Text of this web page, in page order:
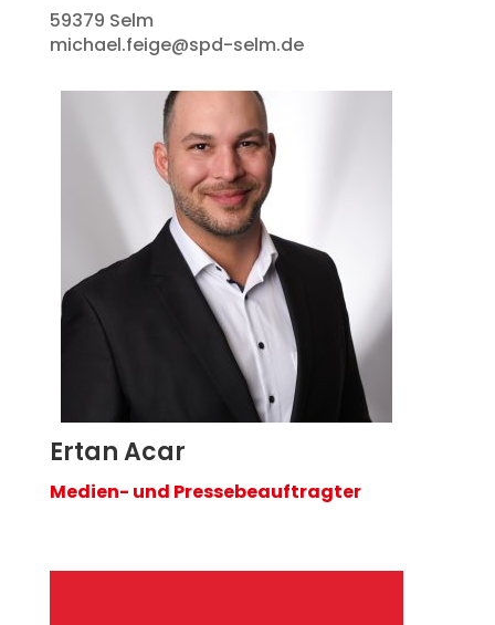
59379 Selm
michael.feige@spd-selm.de
Ertan Acar
Medien- und Pressebeauftragter